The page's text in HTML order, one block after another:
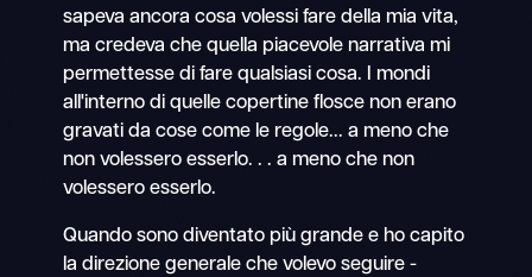
sapeva ancora cosa volessi fare della mia vita,
ma credeva che quella piacevole narrativa mi
permettesse di fare qualsiasi cosa. I mondi
all'interno di quelle copertine flosce non erano
gravati da cose come le regole... a meno che
non volessero esserlo. . . a meno che non
volessero esserlo.
Quando sono diventato più grande e ho capito
la direzione generale che volevo seguire -